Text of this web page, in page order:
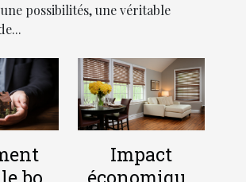
possibilités, une véritable
bon
Impact
économique